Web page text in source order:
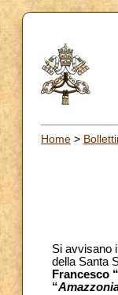
Home >
Si avvisano
della Santa
Francesco “
“